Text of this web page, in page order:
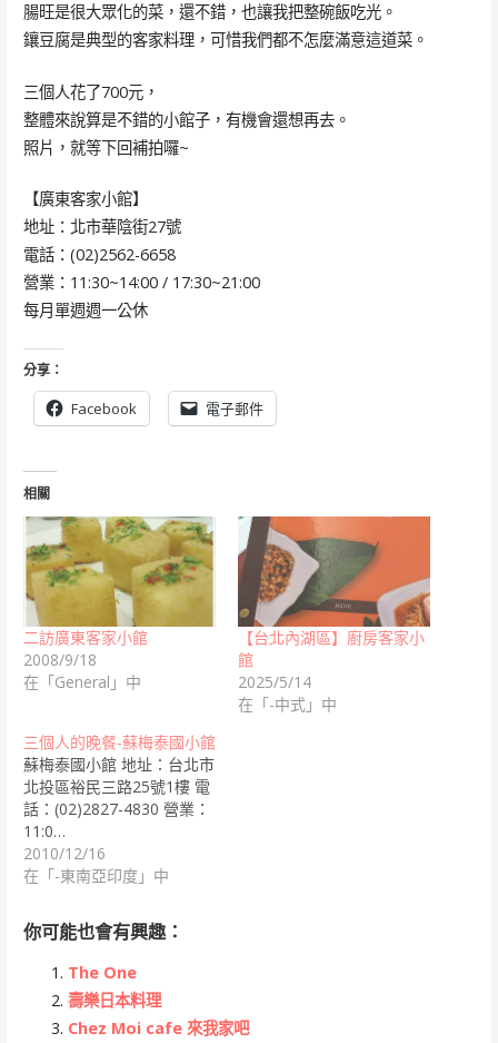
腸旺是很大眾化的菜，還不錯，也讓我把整碗飯吃光。
鑲豆腐是典型的客家料理，可惜我們都不怎麼滿意這道菜。
三個人花了700元，
整體來說算是不錯的小館子，有機會還想再去。
照片，就等下回補拍囉~
【廣東客家小館】
地址：北市華陰街27號
電話：(02)2562-6658
營業：11:30~14:00 / 17:30~21:00
每月單週週一公休
分享：
Facebook 電子郵件
相關
二訪廣東客家小館
2008/9/18
在「General」中
【台北內湖區】廚房客家小
館
2025/5/14
在「-中式」中
三個人的晚餐-蘇梅泰國小館
蘇梅泰國小館 地址：台北市
北投區裕民三路25號1樓 電
話：(02)2827-4830 營業：
11:0…
2010/12/16
在「-東南亞印度」中
你可能也會有興趣：
The One
壽樂日本料理
Chez Moi cafe 來我家吧